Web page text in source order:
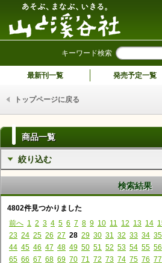
キーワード検索
最新刊一覧 発売予定一覧
トップページに戻る
商品一覧
絞り込む
検索結果
4802件見つかりました
前へ 1 2 3 4 5 6 7 8 9 10 11 12 13 14
23 24 25 26 27 28 29 30 31 32 33 34 35
44 45 46 47 48 49 50 51 52 53 54 55 56
65 66 67 68 69 70 71 72 73 74 75 76 77